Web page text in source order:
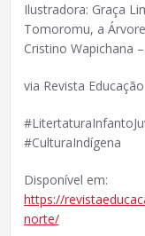
Ilustradora: Graça
Tomoromu, a
Cristino Wapichana
via Revista Educação
#CulturaIndígena
Disponível em:
https://
norte/